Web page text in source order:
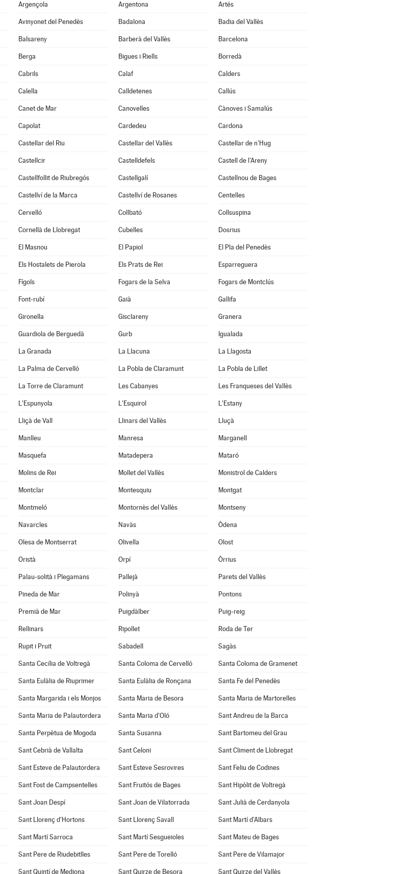
Argençola Argentona Artés
Avinyonet del Penedès Badalona Badia del Vallès
Balsareny Barberà del Vallès Barcelona
Berga Bigues i Riells Borredà
Cabrils Calaf Calders
Calella Calldetenes Callús
Canet de Mar Canovelles Cànoves i Samalús
Capolat Cardedeu Cardona
Castellar del Riu Castellar del Vallès Castellar de n'Hug
Castellcir Castelldefels Castell de l'Areny
Castellfollit de Riubregós Castellgalí Castellnou de Bages
Castellví de la Marca Castellví de Rosanes Centelles
Cervelló Collbató Collsuspina
Cornellà de Llobregat Cubelles Dosrius
El Masnou El Papiol El Pla del Penedès
Els Hostalets de Pierola Els Prats de Rei Esparreguera
Fígols Fogars de la Selva Fogars de Montclús
Font-rubí Gaià Gallifa
Gironella Gisclareny Granera
Guardiola de Berguedà Gurb Igualada
La Granada La Llacuna La Llagosta
La Palma de Cervelló La Pobla de Claramunt La Pobla de Lillet
La Torre de Claramunt Les Cabanyes Les Franqueses del Vallès
L'Espunyola L'Esquirol L'Estany
Lliçà de Vall Llinars del Vallès Lluçà
Manlleu Manresa Marganell
Masquefa Matadepera Mataró
Molins de Rei Mollet del Vallès Monistrol de Calders
Montclar Montesquiu Montgat
Montmeló Montornès del Vallès Montseny
Navarcles Navàs Òdena
Olesa de Montserrat Olivella Olost
Oristà Orpí Òrrius
Palau-solità i Plegamans Pallejà Parets del Vallès
Pineda de Mar Polinyà Pontons
Premià de Mar Puigdàlber Puig-reig
Rellinars Ripollet Roda de Ter
Rupit i Pruit Sabadell Sagàs
Santa Cecília de Voltregà Santa Coloma de Cervelló Santa Coloma de Gramenet
Santa Eulàlia de Riuprimer Santa Eulàlia de Ronçana Santa Fe del Penedès
Santa Margarida i els Monjos Santa Maria de Besora Santa Maria de Martorelles
Santa Maria de Palautordera Santa Maria d'Oló Sant Andreu de la Barca
Santa Perpètua de Mogoda Santa Susanna Sant Bartomeu del Grau
Sant Cebrià de Vallalta Sant Celoni Sant Climent de Llobregat
Sant Esteve de Palautordera Sant Esteve Sesrovires Sant Feliu de Codines
Sant Fost de Campsentelles Sant Fruitós de Bages Sant Hipòlit de Voltregà
Sant Joan Despí Sant Joan de Vilatorrada Sant Julià de Cerdanyola
Sant Llorenç d'Hortons Sant Llorenç Savall Sant Martí d'Albars
Sant Martí Sarroca Sant Martí Sesgueioles Sant Mateu de Bages
Sant Pere de Riudebitlles Sant Pere de Torelló Sant Pere de Vilamajor
Sant Quintí de Mediona Sant Quirze de Besora Sant Quirze del Vallès